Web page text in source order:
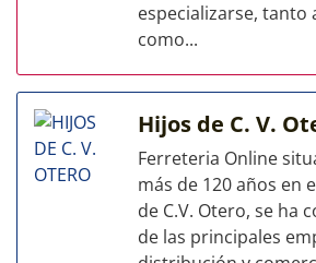
especializarse, tanto
como...
Hijos de C. V.
Ferreteria Online
más de 120 años en
de C.V. Otero, se ha
de las principales